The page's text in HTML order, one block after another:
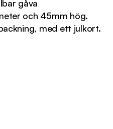
gåva
och 45mm hög.
med ett julkort.